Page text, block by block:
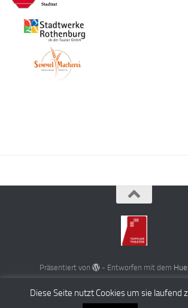
Präsentiert von - Entworfen mit dem
Diese Seite nutzt Cookies um sie laufend